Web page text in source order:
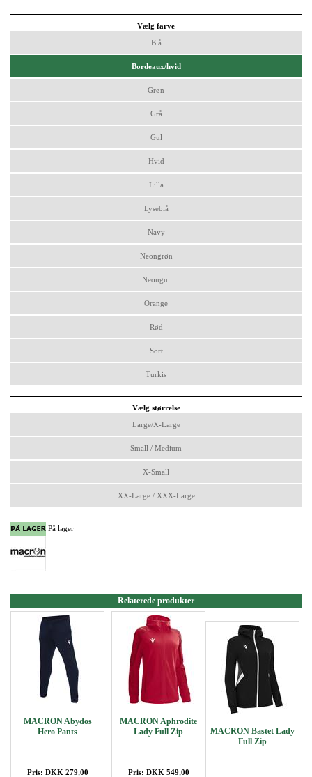
Vælg farve
Blå
Bordeaux/hvid
Grøn
Grå
Gul
Hvid
Lilla
Lyseblå
Navy
Neongrøn
Neongul
Orange
Rød
Sort
Turkis
Vælg størrelse
Large/X-Large
Small / Medium
X-Small
XX-Large / XXX-Large
På lager
Relaterede produkter
MACRON Abydos
Hero Pants
Pris: DKK 279,00
MACRON Aphrodite
Lady Full Zip
Pris: DKK 549,00
MACRON Bastet Lady
Full Zip